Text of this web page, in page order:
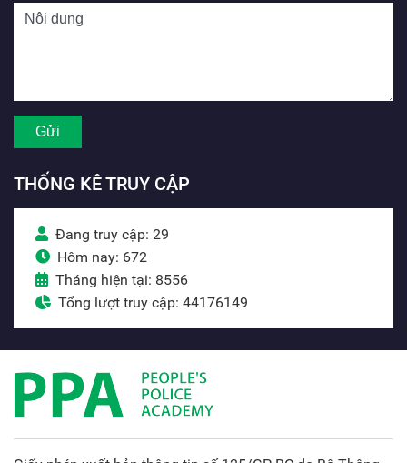
THỐNG KÊ TRUY CẬP
Đang truy cập: 29
Hôm nay: 672
Tháng hiện tại: 8556
Tổng lượt truy cập: 44176149